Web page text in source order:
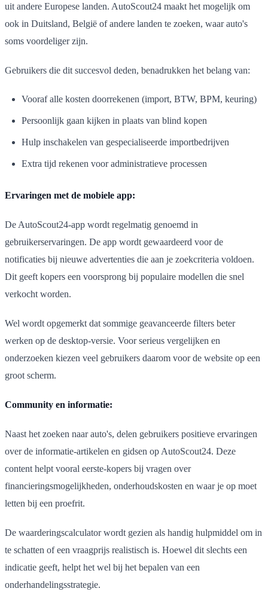
uit andere Europese landen. AutoScout24 maakt het mogelijk om
ook in Duitsland, België of andere landen te zoeken, waar auto's
soms voordeliger zijn.
Gebruikers die dit succesvol deden, benadrukken het belang van:
Vooraf alle kosten doorrekenen (import, BTW, BPM, keuring)
Persoonlijk gaan kijken in plaats van blind kopen
Hulp inschakelen van gespecialiseerde importbedrijven
Extra tijd rekenen voor administratieve processen
Ervaringen met de mobiele app:
De AutoScout24-app wordt regelmatig genoemd in
gebruikerservaringen. De app wordt gewaardeerd voor de
notificaties bij nieuwe advertenties die aan je zoekcriteria voldoen.
Dit geeft kopers een voorsprong bij populaire modellen die snel
verkocht worden.
Wel wordt opgemerkt dat sommige geavanceerde filters beter
werken op de desktop-versie. Voor serieus vergelijken en
onderzoeken kiezen veel gebruikers daarom voor de website op een
groot scherm.
Community en informatie:
Naast het zoeken naar auto's, delen gebruikers positieve ervaringen
over de informatie-artikelen en gidsen op AutoScout24. Deze
content helpt vooral eerste-kopers bij vragen over
financieringsmogelijkheden, onderhoudskosten en waar je op moet
letten bij een proefrit.
De waarderingscalculator wordt gezien als handig hulpmiddel om in
te schatten of een vraagprijs realistisch is. Hoewel dit slechts een
indicatie geeft, helpt het wel bij het bepalen van een
onderhandelingsstrategie.